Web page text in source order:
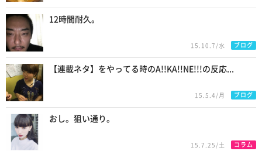
12時間耐久。
15.10.7/水 ブログ
【連載ネタ】をやってる時のA!!KA!!NE!!!の反応...
15.5.4/月 ブログ
おし。狙い通り。
15.7.25/土 コラム